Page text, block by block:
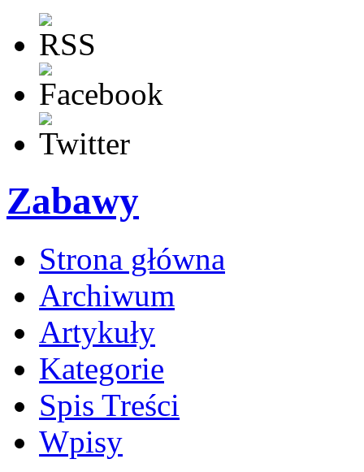
Zabawy
Strona główna
Archiwum
Artykuły
Kategorie
Spis Treści
Wpisy